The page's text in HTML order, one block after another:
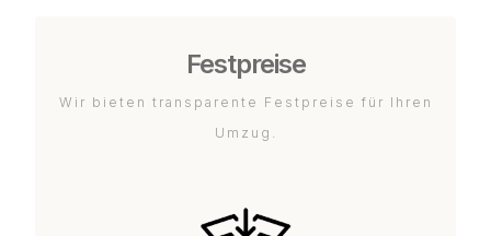
Festpreise
Wir bieten transparente Festpreise für Ihren
Umzug.